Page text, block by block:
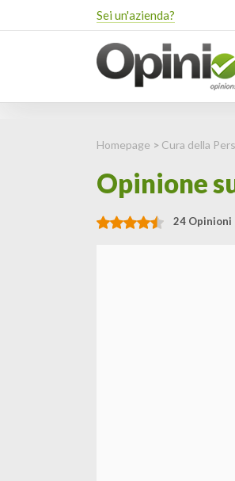
Sei un'azienda?
Homepage > Cura della
Opinione
24 Opinioni